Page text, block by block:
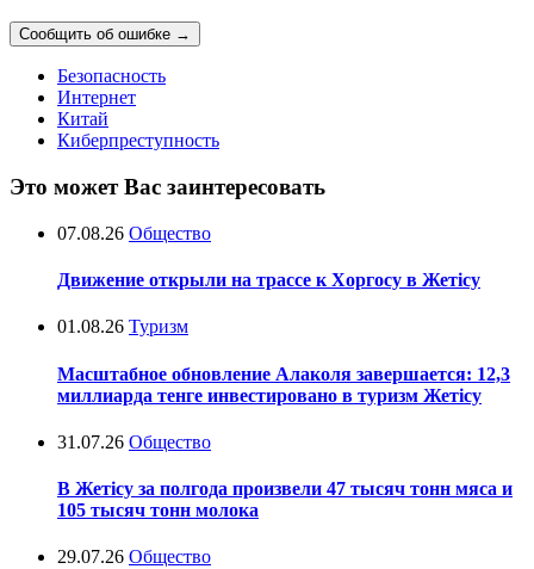
Сообщить об ошибке →
Безопасность
Интернет
Китай
Киберпреступность
Это может Вас заинтересовать
07.08.26 Общество
Движение открыли на трассе к Хоргосу в Жетісу
01.08.26 Туризм
Масштабное обновление Алаколя завершается: 12,3
миллиарда тенге инвестировано в туризм Жетісу
31.07.26 Общество
В Жетісу за полгода произвели 47 тысяч тонн мяса и
105 тысяч тонн молока
29.07.26 Общество